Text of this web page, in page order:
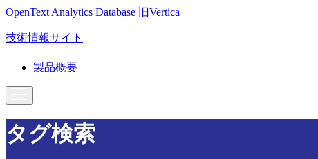
OpenText Analytics Database 旧Vertica
技術情報サイト
製品概要
タグ検索